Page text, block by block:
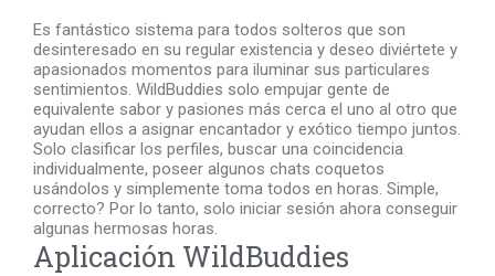
Es fantástico sistema para todos solteros que son
desinteresado en su regular existencia y deseo diviértete y
apasionados momentos para iluminar sus particulares
sentimientos. WildBuddies solo empujar gente de
equivalente sabor y pasiones más cerca el uno al otro que
ayudan ellos a asignar encantador y exótico tiempo juntos.
Solo clasificar los perfiles, buscar una coincidencia
individualmente, poseer algunos chats coquetos
usándolos y simplemente toma todos en horas. Simple,
correcto? Por lo tanto, solo iniciar sesión ahora conseguir
algunas hermosas horas.
Aplicación WildBuddies